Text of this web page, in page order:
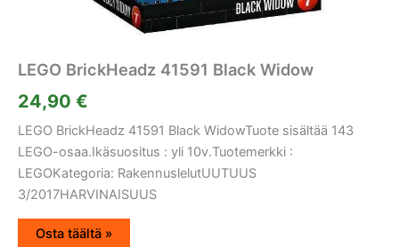
LEGO BrickHeadz 41591 Black Widow
24,90 €
LEGO BrickHeadz 41591 Black WidowTuote sisältää 143
LEGO-osaa.Ikäsuositus : yli 10v.Tuotemerkki :
LEGOKategoria: RakennuslelutUUTUUS
3/2017HARVINAISUUS
Osta täältä »